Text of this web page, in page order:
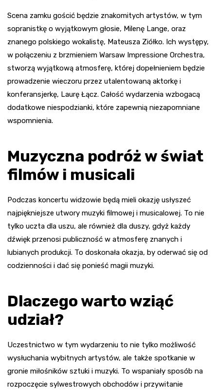
Scena zamku gościć będzie znakomitych artystów, w tym
sopranistkę o wyjątkowym głosie, Milenę Lange, oraz
znanego polskiego wokalistę, Mateusza Ziółko. Ich występy,
w połączeniu z brzmieniem Warsaw Impressione Orchestra,
stworzą wyjątkową atmosferę, której dopełnieniem będzie
prowadzenie wieczoru przez utalentowaną aktorkę i
konferansjerkę, Laurę Łącz. Całość wydarzenia wzbogacą
dodatkowe niespodzianki, które zapewnią niezapomniane
wspomnienia.
Muzyczna podróż w świat
filmów i musicali
Podczas koncertu widzowie będą mieli okazję usłyszeć
najpiękniejsze utwory muzyki filmowej i musicalowej. To nie
tylko uczta dla uszu, ale również dla duszy, gdyż każdy
dźwięk przenosi publiczność w atmosferę znanych i
lubianych produkcji. To doskonała okazja, by oderwać się od
codzienności i dać się ponieść magii muzyki.
Dlaczego warto wziąć
udział?
Uczestnictwo w tym wydarzeniu to nie tylko możliwość
wysłuchania wybitnych artystów, ale także spotkanie w
gronie miłośników sztuki i muzyki. To wspaniały sposób na
rozpoczęcie sylwestrowych obchodów i przywitanie